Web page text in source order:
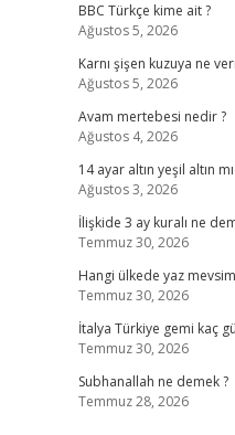
BBC Türkçe kime ait ?
Ağustos 5, 2026
Karnı şişen kuzuya ne
Ağustos 5, 2026
Avam mertebesi nedir ?
Ağustos 4, 2026
14 ayar altın yeşil altın
Ağustos 3, 2026
İlişkide 3 ay kuralı ne
Temmuz 30, 2026
Hangi ülkede yaz
Temmuz 30, 2026
İtalya Türkiye gemi kaç
Temmuz 30, 2026
Subhanallah ne demek ?
Temmuz 28, 2026